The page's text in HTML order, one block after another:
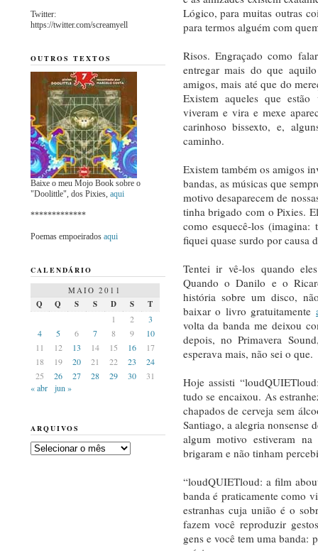
Lógico, para muitas outras
para termos alguém com
Risos. Engraçado como
entregar mais do que
amigos, mais até que do
Existem aqueles que
viveram e vira e mexe
carinhoso bissexto, e,
caminho.
Existem também os amigos
bandas, as músicas que
motivo desaparecem de
tinha brigado com o Pixies.
como esquecê-los
fiquei quase surdo por causa
Tentei ir vê-los quando
Quando o Danilo e o
história sobre um disco,
baixar o livro gratuitamente
volta da banda me deixou
depois, no Primavera
esperava mais, não sei o que.
Hoje assisti
tudo se encaixou. As
chapados de cerveja sem
Santiago, a alegria nonsense
algum motivo estiveram na
brigaram e não tinham
“loudQUIETloud: a film
banda é praticamente como
estranhas cuja união é o
fazem você reproduzir
gens e você tem uma banda:
Twitter:
https://twitter.com/screamyell
OUTROS TEXTOS
Baixe o meu Mojo Book sobre o
"Doolittle", dos Pixies, aqui
*************
Poemas empoeirados aqui
CALENDÁRIO
MAIO 2011
Q Q S S D S
T
1
2
3
4
5 6 7 8 9
10
11
12 13 14 15 16
17
18
19 20 21 22 23
24
25
26 27 28 29 30
31
« abr
jun »
ARQUIVOS
Arquivos